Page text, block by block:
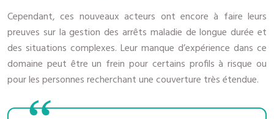
Cependant, ces nouveaux acteurs ont encore à faire leurs
preuves sur la gestion des arrêts maladie de longue durée et
des situations complexes. Leur manque d’expérience dans ce
domaine peut être un frein pour certains profils à risque ou
pour les personnes recherchant une couverture très étendue.